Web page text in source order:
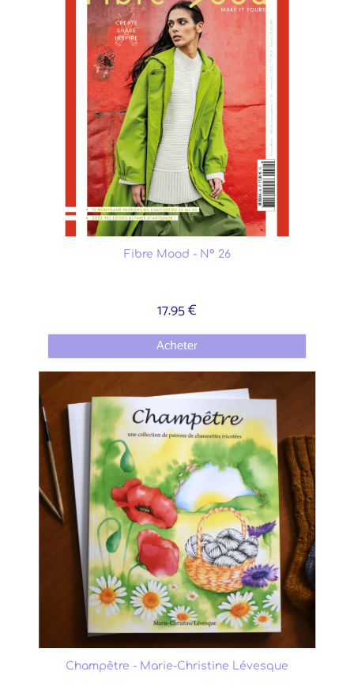
Fibre Mood - N° 26
17.95 €
Acheter
Champêtre - Marie-Christine Lévesque